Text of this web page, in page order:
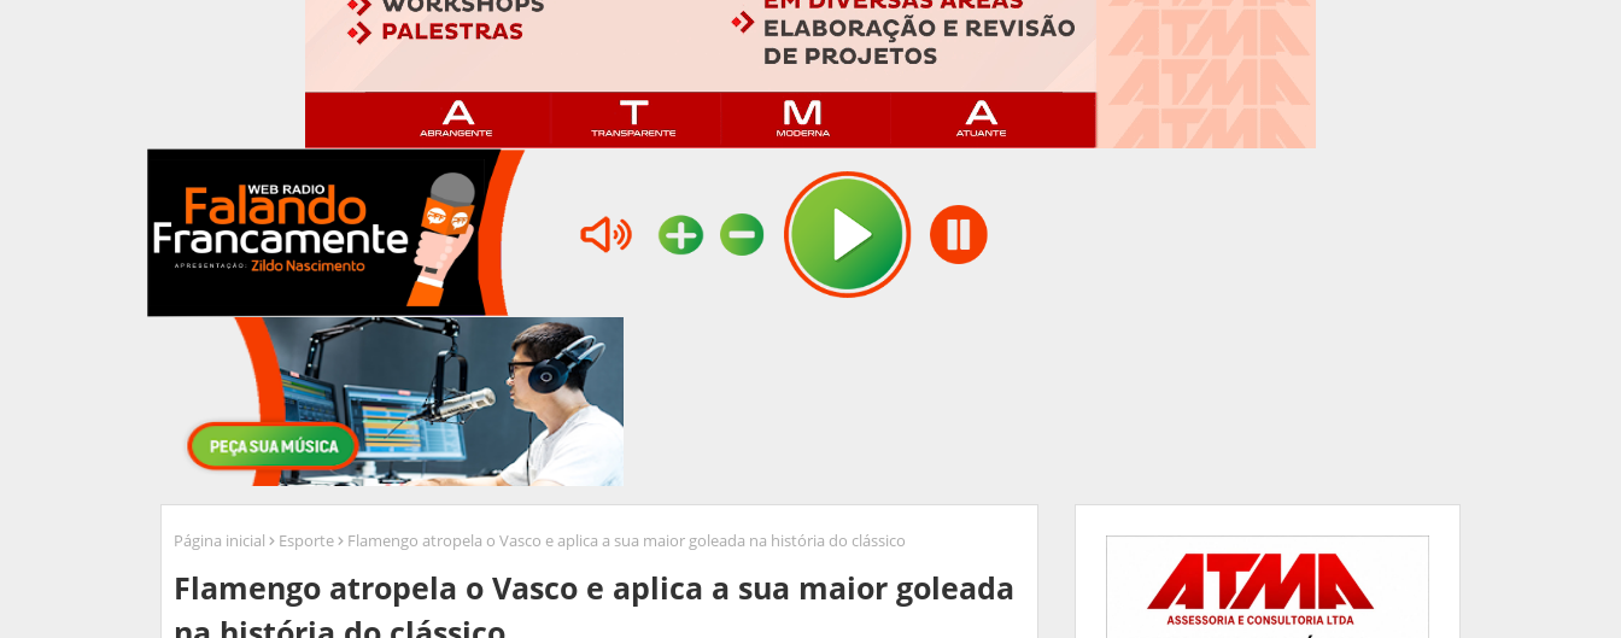
Página inicial Esporte Flamengo atropela o Vasco e aplica a sua maior goleada na história do clássico
Flamengo atropela o Vasco e aplica a sua maior goleada